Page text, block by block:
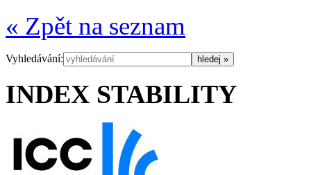
« Zpět na seznam
Vyhledávání:
INDEX STABILITY